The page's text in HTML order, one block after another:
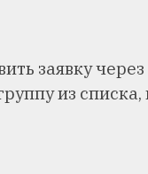
заявку через
из списка,